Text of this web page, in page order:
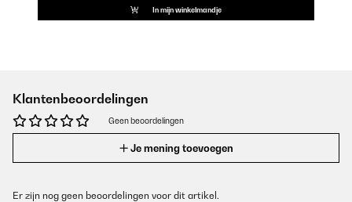
In mijn winkelmandje
Klantenbeoordelingen
Geen beoordelingen
Je mening toevoegen
Er zijn nog geen beoordelingen voor dit artikel.